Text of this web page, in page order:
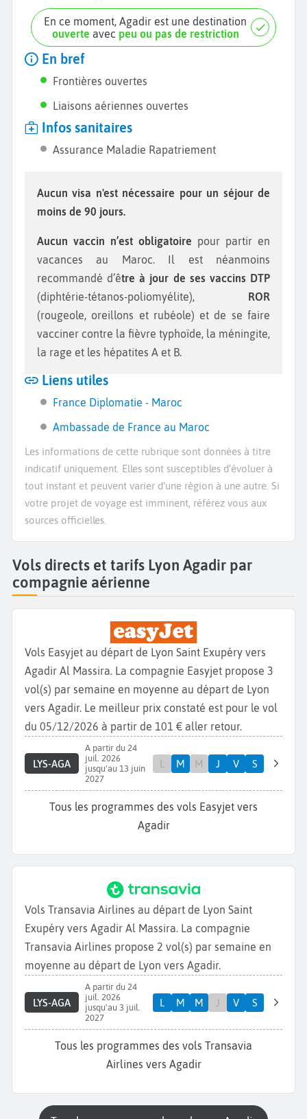
En ce moment, Agadir est une destination
ouverte avec peu ou pas de restriction
En bref
Frontières ouvertes
Liaisons aériennes ouvertes
Infos sanitaires
Assurance Maladie Rapatriement
Aucun visa n'est nécessaire pour un séjour de
moins de 90 jours.
Aucun vaccin n’est obligatoire pour partir en
vacances au Maroc. Il est néanmoins
recommandé d’être à jour de ses vaccins DTP
(diphtérie-tétanos-poliomyélite), ROR
(rougeole, oreillons et rubéole) et de se faire
vacciner contre la fièvre typhoïde, la méningite,
la rage et les hépatites A et B.
Liens utiles
France Diplomatie - Maroc
Ambassade de France au Maroc
Les informations de cette rubrique sont données à titre
indicatif uniquement. Elles sont susceptibles d’évoluer à
tout instant et peuvent varier d’une région à une autre. Si
votre projet de voyage est imminent, référez vous aux
sources officielles.
Vols directs et tarifs Lyon Agadir par
compagnie aérienne
Vols Easyjet au départ de Lyon Saint Exupéry vers
Agadir Al Massira. La compagnie Easyjet propose 3
vol(s) par semaine en moyenne au départ de Lyon
vers Agadir. Le meilleur prix constaté est pour le vol
du 05/12/2026 à partir de 101 € aller retour.
LYS-AGA
A partir du 24
juil. 2026
jusqu'au 13 juin
2027
L M M J V S
Tous les programmes des vols Easyjet vers
Agadir
Vols Transavia Airlines au départ de Lyon Saint
Exupéry vers Agadir Al Massira. La compagnie
Transavia Airlines propose 2 vol(s) par semaine en
moyenne au départ de Lyon vers Agadir.
LYS-AGA
A partir du 24
juil. 2026
jusqu'au 3 juil.
2027
L M M J V S
Tous les programmes des vols Transavia
Airlines vers Agadir